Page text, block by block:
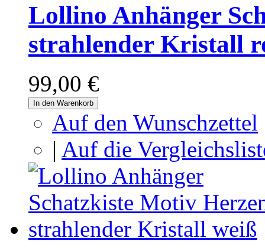
Lollino Anhänger
strahlender Kristall
99,00 €
In den Warenkorb
Auf den Wunschzettel
| Auf die